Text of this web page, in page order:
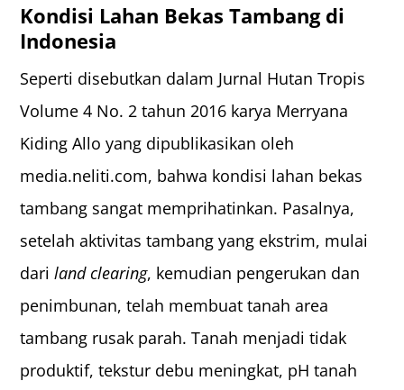
Kondisi Lahan Bekas Tambang di
Indonesia
Seperti disebutkan dalam Jurnal Hutan Tropis
Volume 4 No. 2 tahun 2016 karya Merryana
Kiding Allo yang dipublikasikan oleh
media.neliti.com, bahwa kondisi lahan bekas
tambang sangat memprihatinkan. Pasalnya,
setelah aktivitas tambang yang ekstrim, mulai
dariland clearing, kemudian pengerukan dan
penimbunan, telah membuat tanah area
tambang rusak parah. Tanah menjadi tidak
produktif, tekstur debu meningkat, pH tanah